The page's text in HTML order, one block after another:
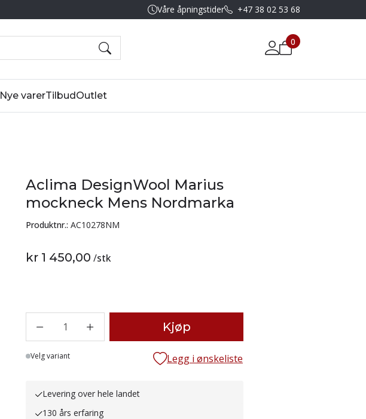
Våre åpningstider +47 38 02 53 68
0
Nye varerTilbudOutlet
Aclima DesignWool Marius
mockneck Mens Nordmarka
Produktnr.: AC10278NM
kr 1 450,00 /stk
1 Kjøp
Lager
Velg variant Legg i ønskeliste
Levering over hele landet
130 års erfaring